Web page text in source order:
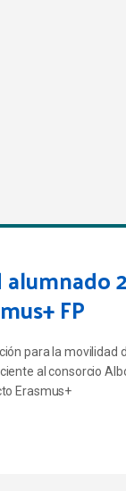
alumnado
FP
para la movilidad
al consorcio
Erasmus+